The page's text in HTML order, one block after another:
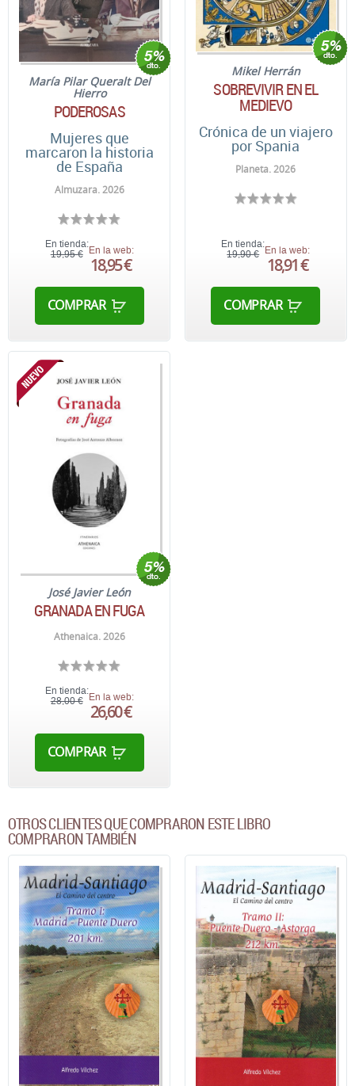
María Pilar Queralt Del
Hierro
PODEROSAS
Mujeres que
marcaron la historia
de España
Almuzara. 2026
En tienda:
19,95 € En la web:
18,95 €
COMPRAR
Mikel Herrán
SOBREVIVIR EN EL
MEDIEVO
Crónica de un viajero
por Spania
Planeta. 2026
En tienda:
19,90 €
En la web:
18,91 €
COMPRAR
José Javier León
GRANADA EN FUGA
Athenaica. 2026
En tienda:
28,00 € En la web:
26,60 €
COMPRAR
OTROS CLIENTES QUE COMPRARON ESTE LIBRO
COMPRARON TAMBIÉN